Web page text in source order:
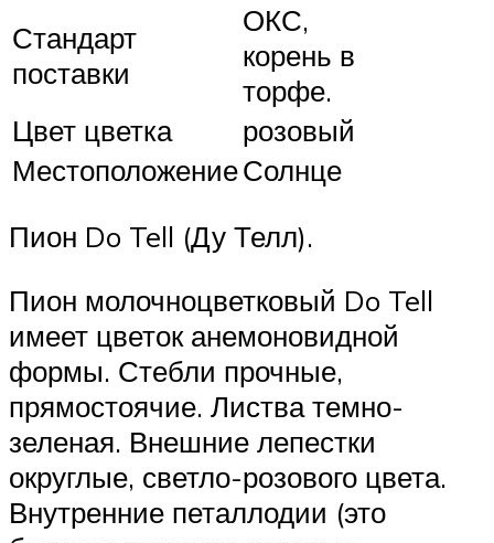
Стандарт
поставки
ОКС,
корень в
торфе.
Цвет цветка
розовый
МестоположениеСолнце
Пион Do Tell (Ду Телл).
Пион молочноцветковый Do Tell
имеет цветок анемоновидной
формы. Стебли прочные,
прямостоячие. Листва темно-
зеленая. Внешние лепестки
округлые, светло-розового цвета.
Внутренние петаллодии (это